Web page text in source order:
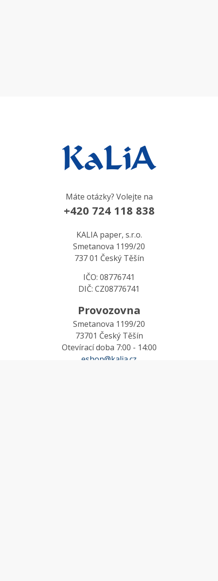
Máte otázky? Volejte na
+420 724 118 838
KALIA paper, s.r.o.
Smetanova 1199/20
737 01 Český Těšín
IČO: 08776741
DIČ: CZ08776741
Provozovna
Smetanova 1199/20
73701 Český Těšín
Otevírací doba 7:00 - 14:00
eshop@kalia.cz